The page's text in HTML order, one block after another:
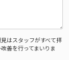
はスタッフがすべて拝
善を行ってまいりま